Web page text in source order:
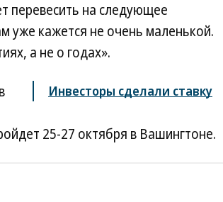
перевесить на следующее
уже кажется не очень маленькой.
а не о годах».
Инвесторы сделали ставку
25-27 октября в Вашингтоне.